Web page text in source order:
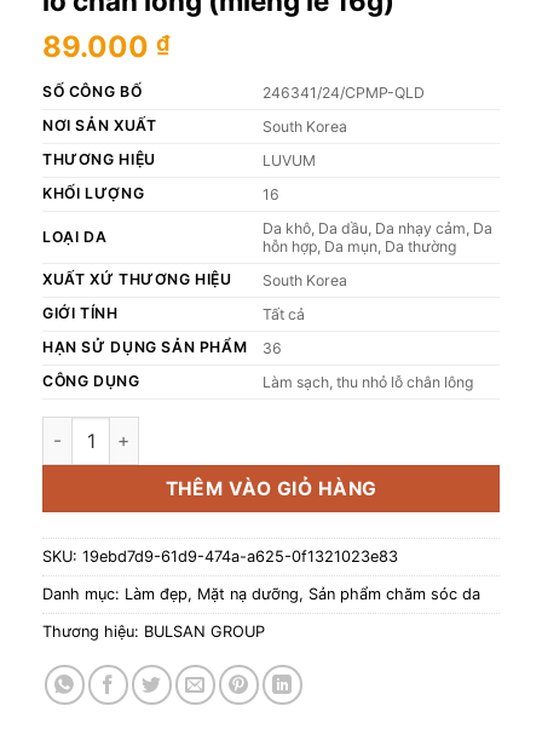
89.000 ₫
SỐ CÔNG BỐ
246341/24/CPMP-QLD
NƠI SẢN XUẤT
South Korea
THƯƠNG HIỆU
LUVUM
KHỐI LƯỢNG
16
LOẠI DA
Da khô, Da dầu, Da nhạy cảm, Da
hỗn hợp, Da mụn, Da thường
XUẤT XỨ THƯƠNG HIỆU
South Korea
GIỚI TÍNH
Tất cả
HẠN SỬ DỤNG SẢN PHẨM
36
CÔNG DỤNG
Làm sạch, thu nhỏ lỗ chân lông
Mặt nạ bùn LUVUM Pore Reset Mud Mask giúp làm sạch
THÊM VÀO GIỎ HÀNG
SKU: 19ebd7d9-61d9-474a-a625-0f1321023e83
Danh mục: Làm đẹp, Mặt nạ dưỡng, Sản phẩm chăm sóc da
Thương hiệu: BULSAN GROUP